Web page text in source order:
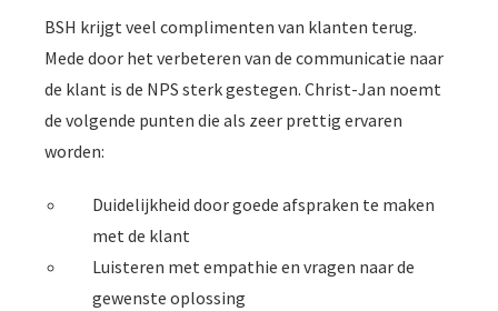
BSH krijgt veel complimenten van klanten terug.
Mede door het verbeteren van de communicatie naar
de klant is de NPS sterk gestegen. Christ-Jan noemt
de volgende punten die als zeer prettig ervaren
worden:
Duidelijkheid door goede afspraken te maken
met de klant
Luisteren met empathie en vragen naar de
gewenste oplossing